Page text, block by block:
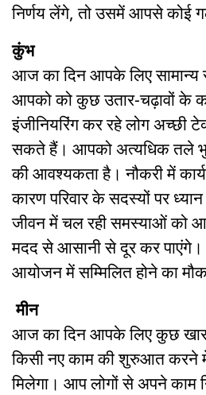
निर्णय लेंगे, तो उसमें आपसे कोई
कुंभ
आज का दिन आपके लिए सामान्य
आपको को कुछ उतार-चढ़ावों के
इंजीनियरिंग कर रहे लोग अच्छी
सकते हैं। आपको अत्यधिक तले
की आवश्यकता है। नौकरी में
कारण परिवार के सदस्यों पर
जीवन में चल रही समस्याओं को
मदद से आसानी से दूर कर पाएंगे।
आयोजन में सम्मिलित होने का
मीन
आज का दिन आपके लिए कुछ
किसी नए काम की शुरुआत करने में
मिलेगा। आप लोगों से अपने काम